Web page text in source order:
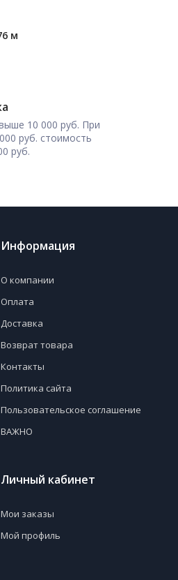
м
10 000 руб. При
руб. стоимость
руб.
Информация
О компании
Оплата
Доставка
Возврат товара
Контакты
Политика сайта
Пользовательское соглашение
ВАЖНО
Личный кабинет
Мои заказы
Мой профиль